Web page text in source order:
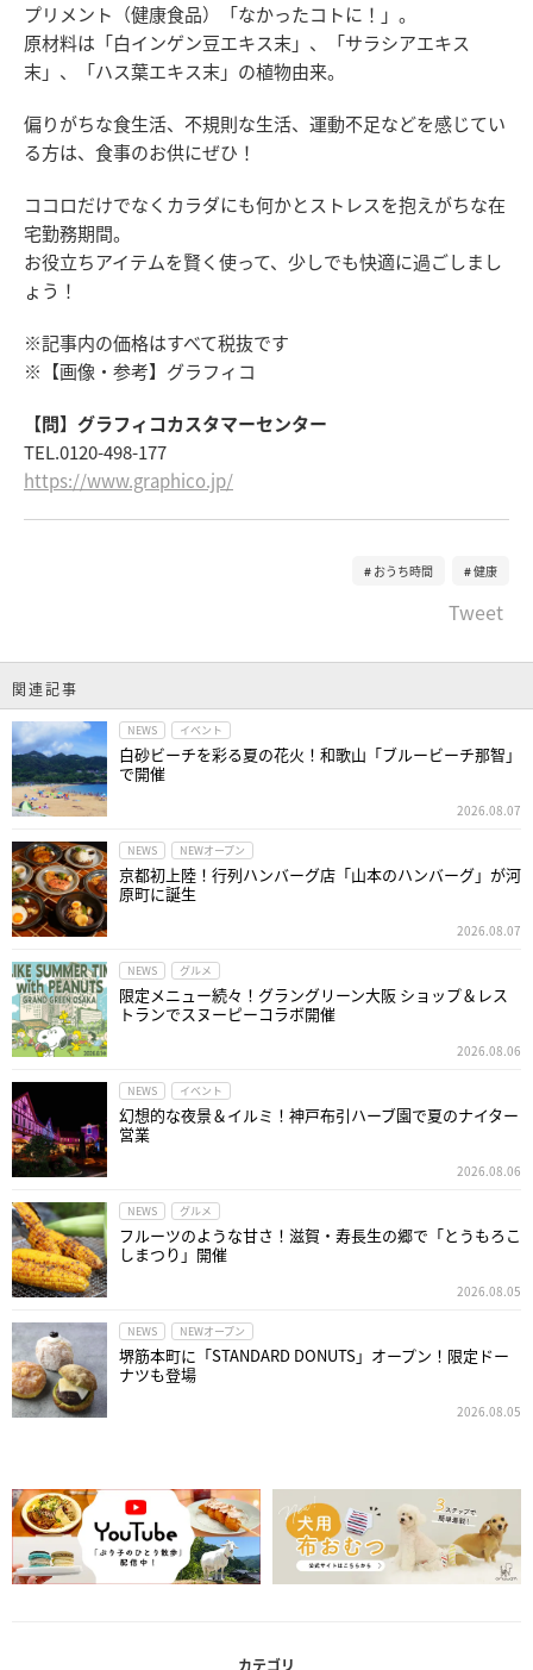
プリメント（健康食品）「なかったコトに！」。
原材料は「白インゲン豆エキス末」、「サラシアエキス
末」、「ハス葉エキス末」の植物由来。
偏りがちな食生活、不規則な生活、運動不足などを感じてい
る方は、食事のお供にぜひ！
ココロだけでなくカラダにも何かとストレスを抱えがちな在
宅勤務期間。
お役立ちアイテムを賢く使って、少しでも快適に過ごしまし
ょう！
※記事内の価格はすべて税抜です
※【画像・参考】グラフィコ
【問】グラフィコカスタマーセンター
TEL.0120-498-177
https://www.graphico.jp/
おうち時間 健康
Tweet
関連記事
NEWS イベント
白砂ビーチを彩る夏の花火！和歌山「ブルービーチ那智」
で開催
2026.08.07
NEWS NEWオープン
京都初上陸！行列ハンバーグ店「山本のハンバーグ」が河
原町に誕生
2026.08.07
NEWS グルメ
限定メニュー続々！グラングリーン大阪 ショップ＆レス
トランでスヌーピーコラボ開催
2026.08.06
NEWS イベント
幻想的な夜景＆イルミ！神戸布引ハーブ園で夏のナイター
営業
2026.08.06
NEWS グルメ
フルーツのような甘さ！滋賀・寿長生の郷で「とうもろこ
しまつり」開催
2026.08.05
NEWS NEWオープン
堺筋本町に「STANDARD DONUTS」オープン！限定ドー
ナツも登場
2026.08.05
カテゴリ